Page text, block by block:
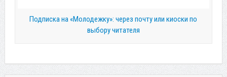
Подписка на «Молодежку»: через почту или киоски по
выбору читателя